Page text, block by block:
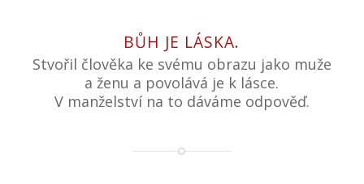
BŮH JE LÁSKA.
Stvořil člověka ke svému obrazu jako muže
a ženu a povolává je k lásce.
V manželství na to dáváme odpověď.